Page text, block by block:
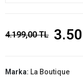
4.199,00 TL
Marka: La Boutique